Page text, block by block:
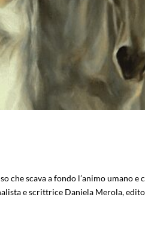
che scava a fondo l’animo umano
e scrittrice Daniela Merola,